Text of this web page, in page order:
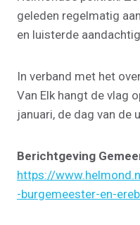
geleden regelmatig
en luisterde
In verband met het
Van Elk hangt de vlag
januari, de dag van de
Berichtgeving
https://
-burgemeester-en-